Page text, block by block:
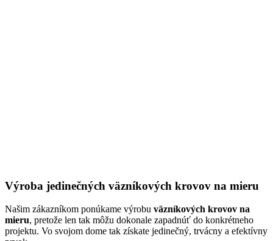
Výroba jedinečných väzníkových krovov na mieru
Našim zákazníkom ponúkame výrobu väzníkových krovov na
mieru, pretože len tak môžu dokonale zapadnúť do konkrétneho
projektu. Vo svojom dome tak získate jedinečný, trvácny a efektívny